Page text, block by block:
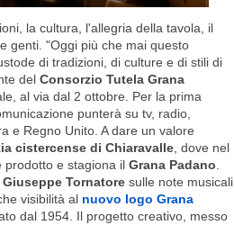
la cultura, l'allegria della tavola, il
genti. "Oggi più che mai questo
di tradizioni, di culture e di stili di
del Consorzio Tutela Grana
al via dal 2 ottobre. Per la prima
punterà su tv, radio,
e Regno Unito. A dare un valore
cistercense di Chiaravalle, dove nel
prodotto e stagiona il Grana Padano.
Giuseppe Tornatore sulle note musicali
visibilità al nuovo logo Grana
dal 1954. Il progetto creativo, messo